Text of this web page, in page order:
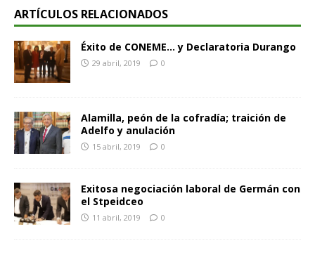
ARTÍCULOS RELACIONADOS
Éxito de CONEME… y Declaratoria Durango
29 abril, 2019 0
Alamilla, peón de la cofradía; traición de
Adelfo y anulación
15 abril, 2019 0
Exitosa negociación laboral de Germán con
el Stpeidceo
11 abril, 2019 0